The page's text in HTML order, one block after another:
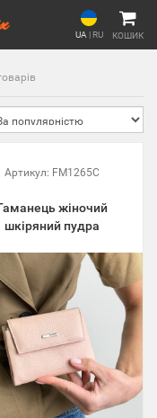
UA | RU КОШИК
Артикул: FM1265C
жіночий
шкіряний пудра